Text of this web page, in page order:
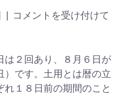
コメントを受け付けて
は２回あり、８月６日が
）です。土用とは暦の立
１８日前の期間のこと